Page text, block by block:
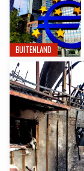
BUITENLAND